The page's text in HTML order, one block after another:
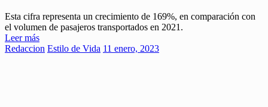
Esta cifra representa un crecimiento de 169%, en comparación con
el volumen de pasajeros transportados en 2021.
Leer más
Redaccion Estilo de Vida 11 enero, 2023